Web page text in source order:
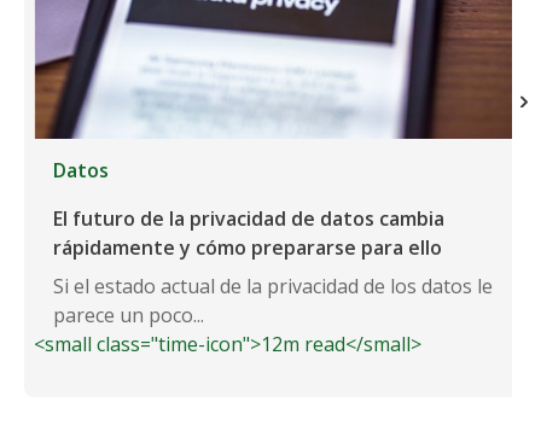
Datos
El futuro de la privacidad de datos cambia
rápidamente y cómo prepararse para ello
Si el estado actual de la privacidad de los datos le
parece un poco...
<small class="time-icon">12m read</small>